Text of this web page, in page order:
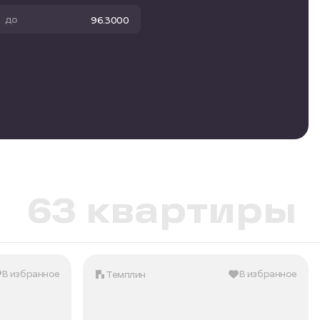
до
63 квартиры
В избранное Темплин В избранное